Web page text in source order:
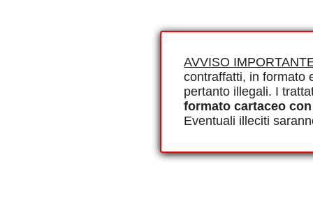
AVVISO
contraffatti, in formato
pertanto illegali. I
formato cartaceo
Eventuali illeciti